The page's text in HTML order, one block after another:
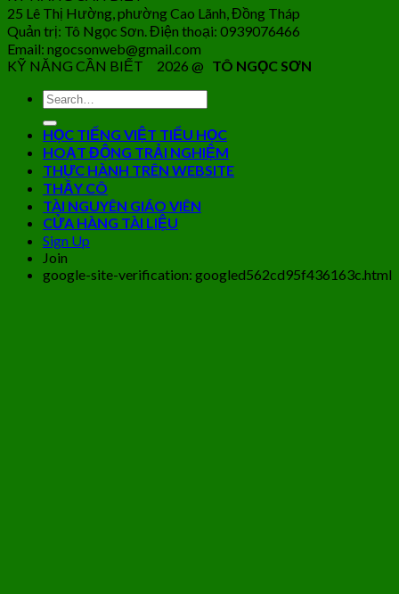
25 Lê Thị Hường, phường Cao Lãnh, Đồng Tháp
Quản trị: Tô Ngọc Sơn. Điện thoại: 0939076466
Email: ngocsonweb@gmail.com
KỸ NĂNG CẦN BIẾT 2026 @ TÔ NGỌC SƠN
HỌC TIẾNG VIỆT TIỂU HỌC
HOẠT ĐỘNG TRẢI NGHIỆM
THỰC HÀNH TRÊN WEBSITE
THẦY CÔ
TÀI NGUYÊN GIÁO VIÊN
CỬA HÀNG TÀI LIỆU
Sign Up
Join
google-site-verification: googled562cd95f436163c.html